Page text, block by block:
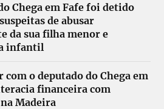
Chega em Fafe foi detido
de abusar
da sua filha menor e
infantil
com o deputado do Chega em
financeira com
Madeira